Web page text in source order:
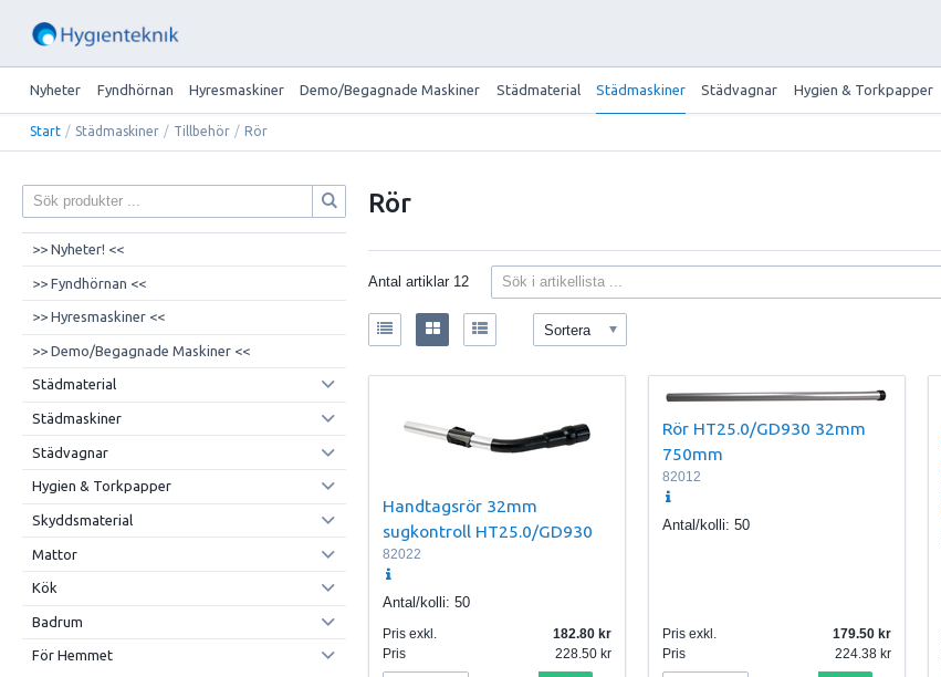
Nyheter Fyndhörnan Hyresmaskiner Demo/Begagnade Maskiner Städmaterial Städmaskiner Städvagnar Hygien & Torkpapper
Start / Städmaskiner / Tillbehör / Rör
>> Nyheter! <<
>> Fyndhörnan <<
>> Hyresmaskiner <<
>> Demo/Begagnade Maskiner <<
Städmaterial
Städmaskiner
Städvagnar
Hygien & Torkpapper
Skyddsmaterial
Mattor
Kök
Badrum
För Hemmet
Rör
Antal artiklar 12
Sortera
Handtagsrör 32mm
sugkontroll HT25.0/GD930
82022
Antal/kolli:50
Pris exkl.
182.80
Pris
228.50
Rör HT25.0/GD930 32mm
750mm
82012
Antal/kolli: 50
Pris exkl.
179.50
Pris
224.38